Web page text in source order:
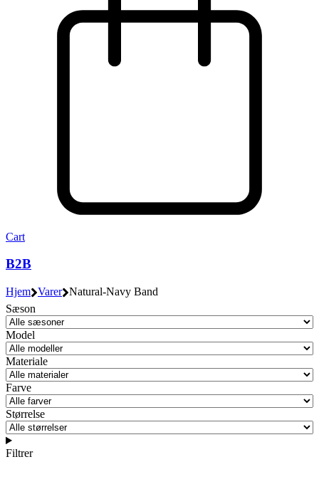
Cart
B2B
Hjem Varer Natural-Navy Band
Sæson
Model
Materiale
Farve
Størrelse
Filtrer